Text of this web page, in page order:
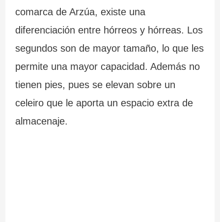
comarca de Arzúa, existe una
diferenciación entre hórreos y hórreas. Los
segundos son de mayor tamaño, lo que les
permite una mayor capacidad. Además no
tienen pies, pues se elevan sobre un
celeiro que le aporta un espacio extra de
almacenaje.